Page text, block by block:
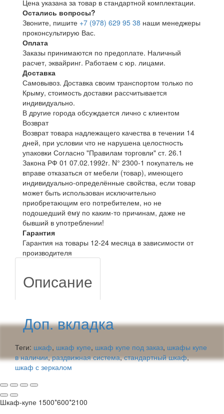
Цена указана за товар в стандартной комплектации.
Остались вопросы?
Звоните, пишите +7 (978) 629 95 38 наши менеджеры
проконсультирую Вас.
Оплата
Заказы принимаются по предоплате. Наличный
расчет, эквайринг. Работаем с юр. лицами.
Доставка
Самовывоз. Доставка своим транспортом только по
Крыму, стоимость доставки рассчитывается
индивидуально.
В другие города обсуждается лично с клиентом
Возврат
Возврат товара надлежащего качества в течении 14
дней, при условии что не нарушена целостность
упаковки Согласно "Правилам торговли" ст. 26.1
Закона РФ 01 07.02.1992г. N° 2300-1 покупатель не
вправе отказаться от мебели (товар), имеющего
индивидуально-определённые свойства, если товар
может быть использован исключительно
приобретающим его потребителем, но не
подошедший eмy по каким-то причинам, даже не
бывший в употреблении!
Гарантия
Гарантия на товары 12-24 месяца в зависимости от
производителя
Описание
Доп. вкладка
Теги: шкаф, шкаф купе, шкаф купе под заказ, шкафы купе
в наличии,раздвижная система,стандартный шкаф,
шкаф с зеркалом
Шкаф-купе 1500*600*2100